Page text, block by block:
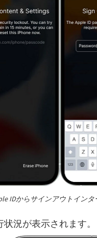
IDからサインアウトインタ
況が表示されます。